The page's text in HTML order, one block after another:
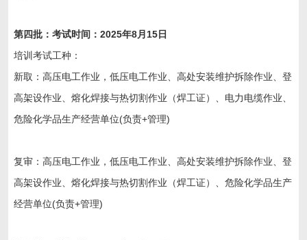
第四批：考试时间：2025年8月 15日
培训考试工种：
新取：高压电工作业，低压电工作业、高处安装维护拆除作业、登
高架设作业、熔化焊接与热切割作业（焊工证）、电力电缆作业、
危险化学品生产经营单位(负责+管理)
复审：高压电工作业，低压电工作业、高处安装维护拆除作业、登
高架设作业、熔化焊接与热切割作业（焊工证）、危险化学品生产
经营单位(负责+管理)